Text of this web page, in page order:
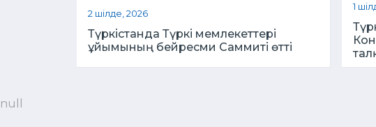
2 шілде, 2026
Түркістанда Түркі мемлекеттері
ұйымының бейресми Саммиті өтті
1
null